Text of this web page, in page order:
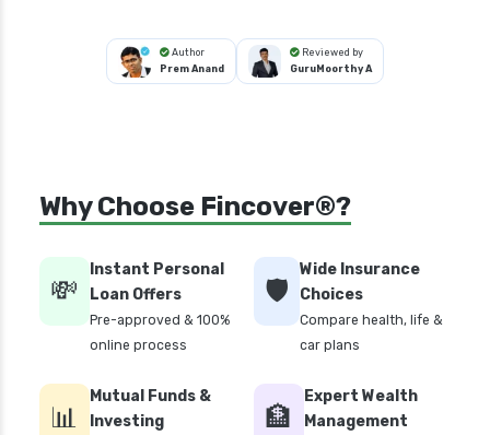
Author
Prem Anand
Reviewed by
GuruMoorthy A
Why Choose Fincover®?
💸
Instant Personal
Loan Offers
Pre-approved & 100%
online process
🛡️
Wide Insurance
Choices
Compare health, life &
car plans
📊
Mutual Funds &
Investing
🏦
Expert Wealth
Management